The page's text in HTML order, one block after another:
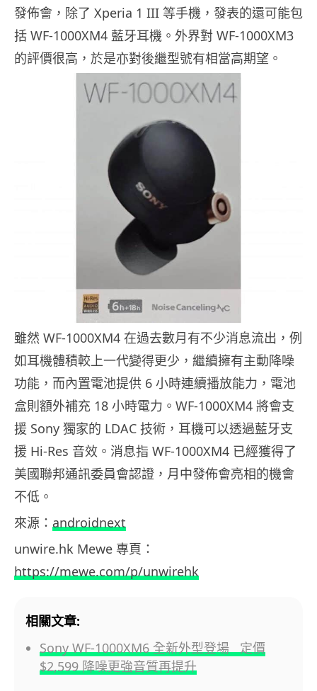
發佈會，除了 Xperia 1 III 等手機，發表的還可能包
括 WF-1000XM4 藍牙耳機。外界對 WF-1000XM3
的評價很高，於是亦對後繼型號有相當高期望。
雖然 WF-1000XM4 在過去數月有不少消息流出，例
如耳機體積較上一代變得更少，繼續擁有主動降噪
功能，而內置電池提供 6 小時連續播放能力，電池
盒則額外補充 18 小時電力。WF-1000XM4 將會支
援 Sony 獨家的 LDAC 技術，耳機可以透過藍牙支
援 Hi-Res 音效。消息指 WF-1000XM4 已經獲得了
美國聯邦通訊委員會認證，月中發佈會亮相的機會
不低。
來源： androidnext
unwire.hk Mewe 專頁：
https://mewe.com/p/unwirehk
相關文章:
Sony WF-1000XM6 全新外型登場 定價
$2,599 降噪更強音質再提升